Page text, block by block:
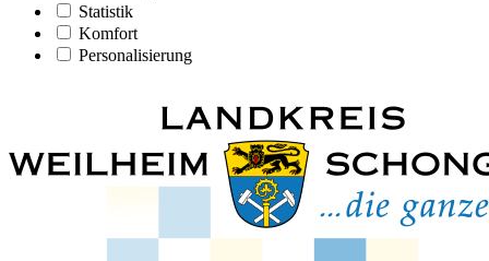
Statistik
Komfort
Personalisierung